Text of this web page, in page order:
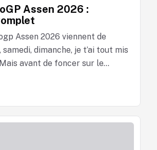
Assen 2026 :
Assen 2026 viennent de
dimanche, je t’ai tout mis
avant de foncer sur le...